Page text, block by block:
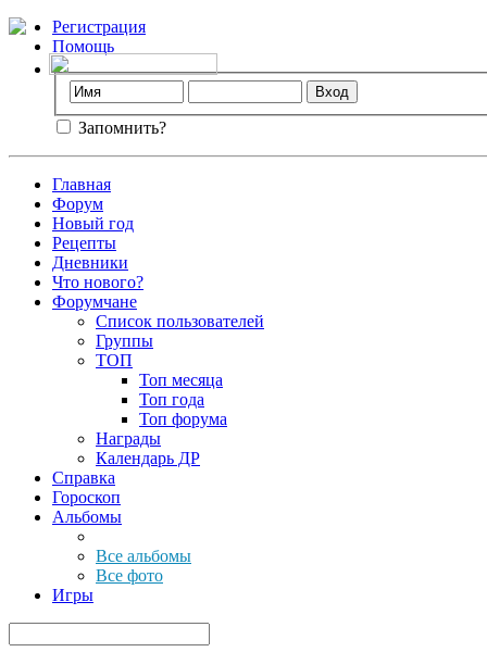
Регистрация
Помощь
Запомнить?
Главная
Форум
Новый год
Рецепты
Дневники
Что нового?
Форумчане
Список пользователей
Группы
ТОП
Топ месяца
Топ года
Топ форума
Награды
Календарь ДР
Справка
Гороскоп
Альбомы
Все альбомы
Все фото
Игры